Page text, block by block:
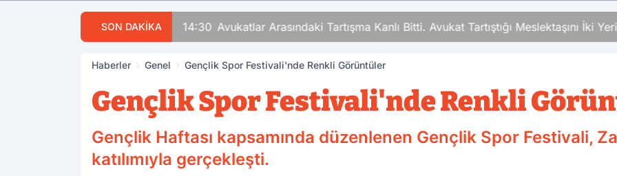
SON DAKİKA 14:30 Avukatlar Arasındaki Tartışma Kanlı Bitti. Avukat Tartıştığı Meslektaşını İki
Haberler Genel Gençlik Spor Festivali'nde Renkli Görüntüler
Gençlik Spor Festivali'nde Renkli
Gençlik Haftası kapsamında düzenlenen Gençlik Spor Festivali,
katılımıyla gerçekleşti.